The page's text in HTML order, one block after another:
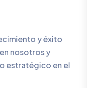
y éxito
nosotros y
estratégico en el